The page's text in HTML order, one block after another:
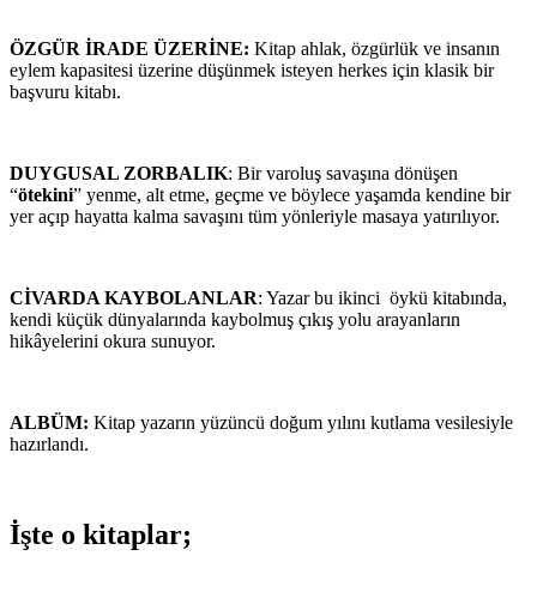
ÖZGÜR İRADE ÜZERİNE: Kitap ahlak, özgürlük ve insanın
eylem kapasitesi üzerine düşünmek isteyen herkes için klasik bir
başvuru kitabı.
DUYGUSAL ZORBALIK: Bir varoluş savaşına dönüşen
“ötekini” yenme, alt etme, geçme ve böylece yaşamda kendine bir
yer açıp hayatta kalma savaşını tüm yönleriyle masaya yatırılıyor.
CİVARDA KAYBOLANLAR: Yazar bu ikinci öykü kitabında,
kendi küçük dünyalarında kaybolmuş çıkış yolu arayanların
hikâyelerini okura sunuyor.
ALBÜM: Kitap yazarın yüzüncü doğum yılını kutlama vesilesiyle
hazırlandı.
İşte o kitaplar;